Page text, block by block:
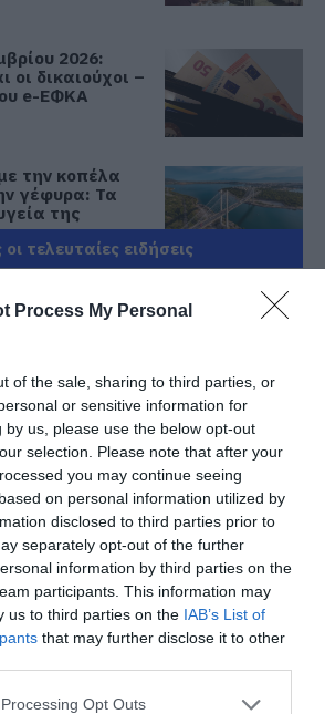
Process My Personal
of the sale, sharing to third parties, or
or sensitive information for
by us, please use the below opt-out
selection. Please note that after your
you may continue seeing
on personal information utilized by
disclosed to third parties prior to
separately opt-out of the further
information by third parties on the
participants. This information may
us to third parties on the IAB’s List of
that may further disclose it to other
website/app uses one or more Google
Opt Outs
2026:
οι δικαιούχοι –
e-ΕΦΚΑ
την κοπέλα
γέφυρα: Τα
της
μονάδα
μέτριας
με ειδικό
εντέρου
αγρότες στην
μεγάλο
ψάρια
τελευταίες ειδήσεις
ΕΙΔΗΣΕΙΣ ΕΥΒΟΙΑ
–
Συνελήφθη 63χρονη
για τη φωτιά στη Σκύρο